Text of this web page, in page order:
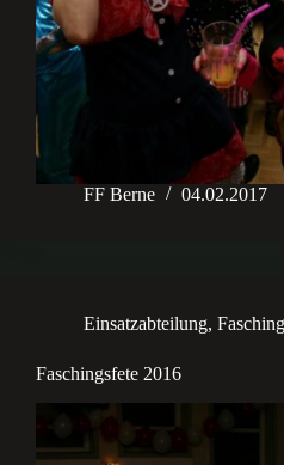
FF Berne 04.02.2017
Einsatzabteilung,
Faschingsfete 2016